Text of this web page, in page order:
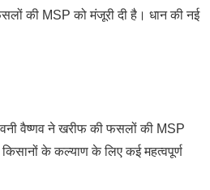
की MSP को मंजूरी दी है। धान की नई
वैष्णव ने खरीफ की फसलों की MSP
किसानों के कल्याण के लिए कई महत्वपूर्ण